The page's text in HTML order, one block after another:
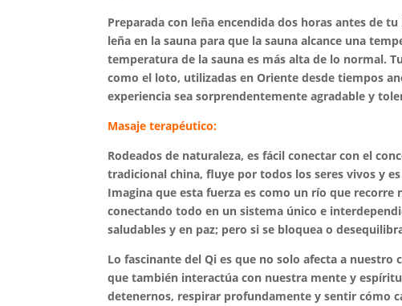
Preparada con leña encendida dos horas antes de
leña en la sauna para que la sauna alcance una
temperatura de la sauna es más alta de lo normal.
como el loto, utilizadas en Oriente desde tiempos
experiencia sea sorprendentemente agradable y
Masaje terapéutico:
Rodeados de naturaleza, es fácil conectar con el
tradicional china, fluye por todos los seres vivos y
Imagina que esta fuerza es como un río que
conectando todo en un sistema único e
saludables y en paz; pero si se bloquea o
Lo fascinante del Qi es que no solo afecta a
que también interactúa con nuestra mente y
detenernos, respirar profundamente y sentir cómo